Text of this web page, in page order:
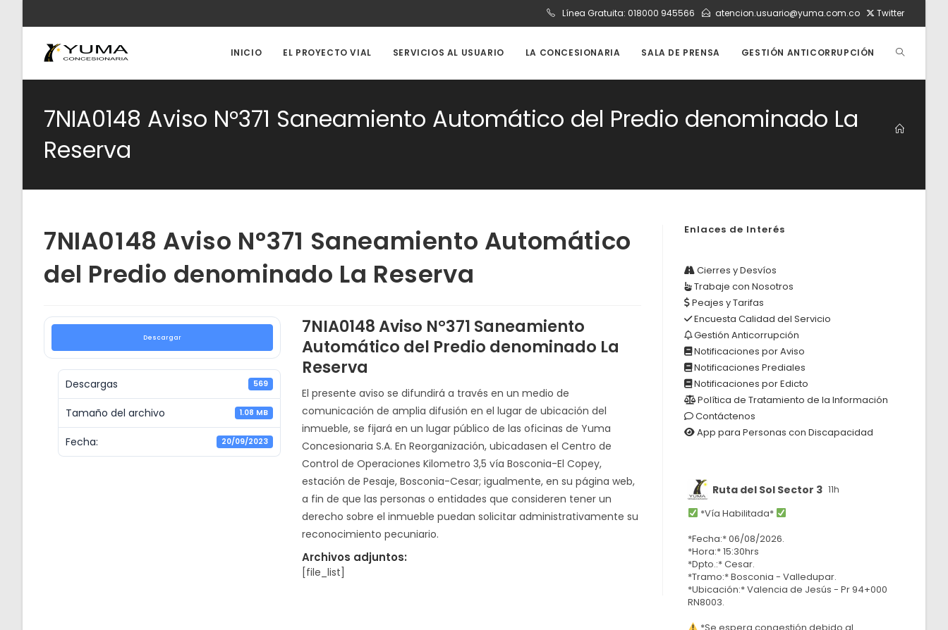
contenido
Línea Gratuita: 018000 945566 atencion.usuario@yuma.com.co Twitter
INICIO EL PROYECTO VIAL SERVICIOS AL USUARIO LA CONCESIONARIA SALA DE PRENSA GESTIÓN ANTICORRUPCIÓN ALTERNAR
7NIA0148 Aviso N°371 Saneamiento Automático del Predio denominado La
Reserva
7NIA0148 Aviso N°371 Saneamiento Automático
del Predio denominado La Reserva
Descargar
Descargas 569
Tamaño del archivo 1.08 MB
Fecha: 20/09/2023
7NIA0148 Aviso N°371 Saneamiento
Automático del Predio denominado La
Reserva
El presente aviso se difundirá a través en un medio de
comunicación de amplia difusión en el lugar de ubicación del
inmueble, se fijará en un lugar público de las oficinas de Yuma
Concesionaria S.A. En Reorganización, ubicadasen el Centro de
Control de Operaciones Kilometro 3,5 vía Bosconia-El Copey,
estación de Pesaje, Bosconia-Cesar; igualmente, en su página web,
a fin de que las personas o entidades que consideren tener un
derecho sobre el inmueble puedan solicitar administrativamente su
reconocimiento pecuniario.
Archivos adjuntos:
[file_list]
Enlaces de Interés
Cierres y Desvíos
Trabaje con Nosotros
Peajes y Tarifas
Encuesta Calidad del Servicio
Gestión Anticorrupción
Notificaciones por Aviso
Notificaciones Prediales
Notificaciones por Edicto
Política de Tratamiento de la Información
Contáctenos
App para Personas con Discapacidad
Ruta del Sol Sector 3 11h
*Vía Habilitada*
*Fecha:* 06/08/2026.
*Hora:* 15:30hrs
*Dpto.:* Cesar.
*Tramo:* Bosconia - Valledupar.
*Ubicación:* Valencia de Jesús - Pr 94+000
RN8003.